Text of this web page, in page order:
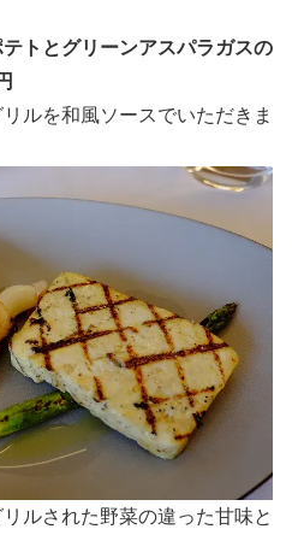
トとグリーンアスパラガスの
ルを和風ソースでいただきま
ルされた野菜の違った甘味と